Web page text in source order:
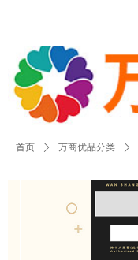
首页 ꄲ 万商优品分类 ꄲ